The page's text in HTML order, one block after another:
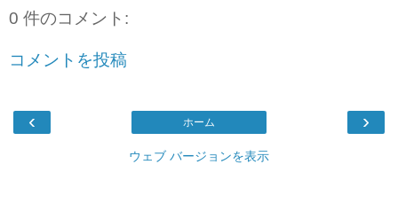
0 件のコメント:
コメントを投稿
‹ ›
ホーム
ウェブ バージョンを表示